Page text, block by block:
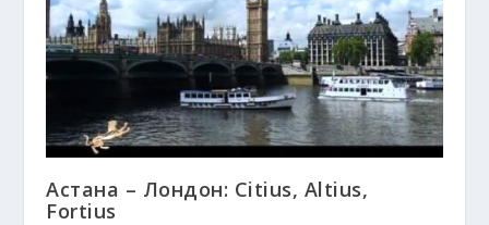
Астана – Лондон: Citius, Altius,
Fortius